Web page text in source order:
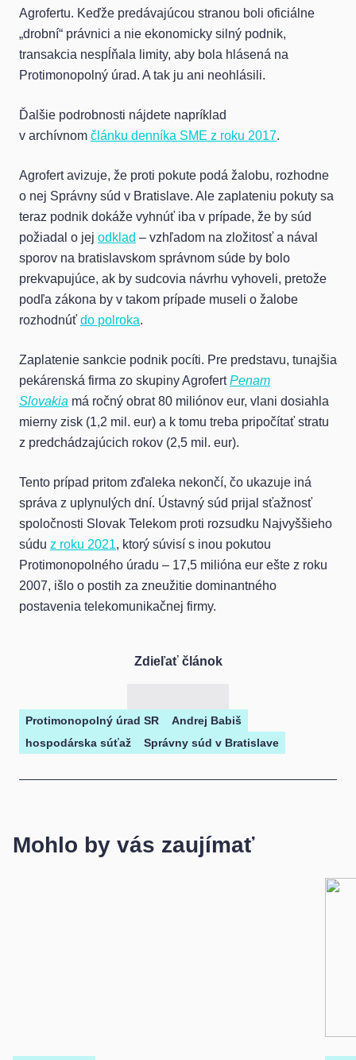
Agrofertu. Keďže predávajúcou stranou boli oficiálne
„drobní“ právnici a nie ekonomicky silný podnik,
transakcia nespĺňala limity, aby bola hlásená na
Protimonopolný úrad. A tak ju ani neohlásili.
Ďalšie podrobnosti nájdete napríklad
v archívnom článku denníka SME z roku 2017.
Agrofert avizuje, že proti pokute podá žalobu, rozhodne
o nej Správny súd v Bratislave. Ale zaplateniu pokuty sa
teraz podnik dokáže vyhnúť iba v prípade, že by súd
požiadal o jej odklad – vzhľadom na zložitosť a nával
sporov na bratislavskom správnom súde by bolo
prekvapujúce, ak by sudcovia návrhu vyhoveli, pretože
podľa zákona by v takom prípade museli o žalobe
rozhodnúť do polroka.
Zaplatenie sankcie podnik pocíti. Pre predstavu, tunajšia
pekárenská firma zo skupiny AgrofertPenam
Slovakia má ročný obrat 80 miliónov eur, vlani dosiahla
mierny zisk (1,2 mil. eur) a k tomu treba pripočítať stratu
z predchádzajúcich rokov (2,5 mil. eur).
Tento prípad pritom zďaleka nekončí, čo ukazuje iná
správa z uplynulých dní. Ústavný súd prijal sťažnosť
spoločnosti Slovak Telekom proti rozsudku Najvyššieho
súdu z roku 2021, ktorý súvisí s inou pokutou
Protimonopolného úradu – 17,5 milióna eur ešte z roku
2007, išlo o postih za zneužitie dominantného
postavenia telekomunikačnej firmy.
Zdieľať článok
Protimonopolný úrad SR
Andrej Babiš
hospodárska súťaž
Správny súd v Bratislave
Mohlo by vás zaujímať